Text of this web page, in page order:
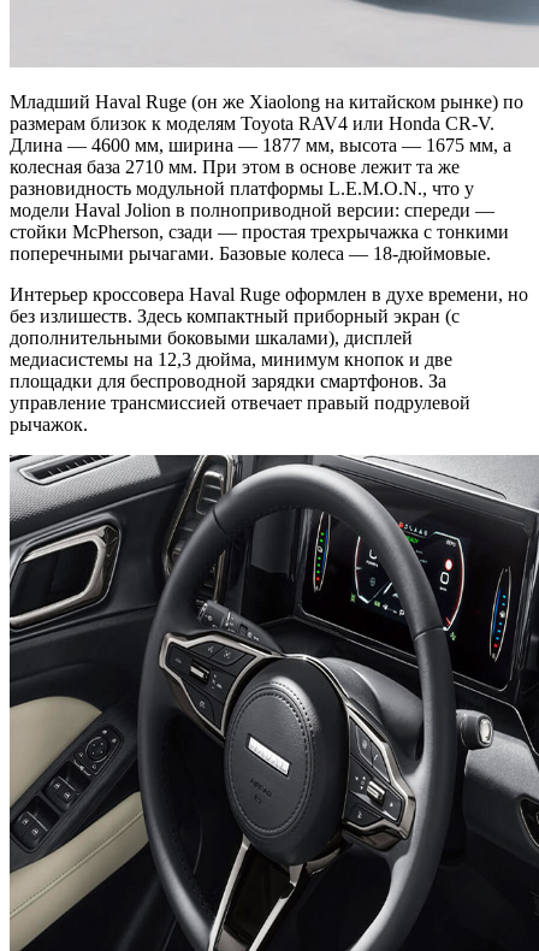
Младший Haval Ruge (он же Xiaolong на китайском рынке) по
размерам близок к моделям Toyota RAV4 или Honda CR-V.
Длина — 4600 мм, ширина — 1877 мм, высота — 1675 мм, а
колесная база 2710 мм. При этом в основе лежит та же
разновидность модульной платформы L.E.M.O.N., что у
модели Haval Jolion в полноприводной версии: спереди —
стойки McPherson, сзади — простая трехрычажка с тонкими
поперечными рычагами. Базовые колеса — 18-дюймовые.
Интерьер кроссовера Haval Ruge оформлен в духе времени, но
без излишеств. Здесь компактный приборный экран (с
дополнительными боковыми шкалами), дисплей
медиасистемы на 12,3 дюйма, минимум кнопок и две
площадки для беспроводной зарядки смартфонов. За
управление трансмиссией отвечает правый подрулевой
рычажок.